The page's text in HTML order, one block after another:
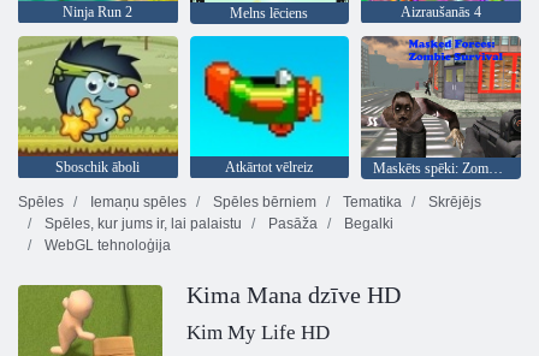
Ninja Run 2 Melns lēciens Aizraušanās 4
Sboschik āboli Atkārtot vēlreiz
Maskēts spēki: Zombie Survival
Spēles
Iemaņu spēles Spēles bērniem Tematika
Skrējējs
Spēles, kur jums ir, lai palaistu
Pasāža
Begalki
WebGL tehnoloģija
Kima Mana dzīve HD
Kim My Life HD